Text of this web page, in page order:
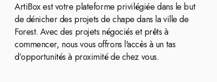
ArtiBox est votre plateforme privilégiée dans le but
de dénicher des projets de chape dans la ville de
Forest. Avec des projets négociés et prêts à
commencer, nous vous offrons l'accès à un tas
d’opportunités à proximité de chez vous.